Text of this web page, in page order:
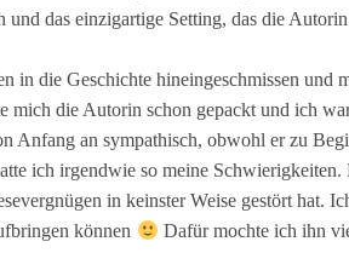
das einzigartige Setting, das die
in die Geschichte hineingeschmissen und
mich die Autorin schon gepackt und ich
Anfang an sympathisch, obwohl er zu
ich irgendwie so meine
in keinster Weise gestört hat.
können
Dafür mochte ich ihn